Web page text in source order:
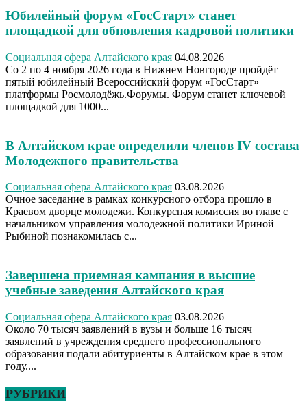
Юбилейный форум «ГосСтарт» станет
площадкой для обновления кадровой политики
Социальная сфера Алтайского края 04.08.2026
Со 2 по 4 ноября 2026 года в Нижнем Новгороде пройдёт
пятый юбилейный Всероссийский форум «ГосСтарт»
платформы Росмолодёжь.Форумы. Форум станет ключевой
площадкой для 1000...
В Алтайском крае определили членов IV состава
Молодежного правительства
Социальная сфера Алтайского края 03.08.2026
Очное заседание в рамках конкурсного отбора прошло в
Краевом дворце молодежи. Конкурсная комиссия во главе с
начальником управления молодежной политики Ириной
Рыбиной познакомилась с...
Завершена приемная кампания в высшие
учебные заведения Алтайского края
Социальная сфера Алтайского края 03.08.2026
Около 70 тысяч заявлений в вузы и больше 16 тысяч
заявлений в учреждения среднего профессионального
образования подали абитуриенты в Алтайском крае в этом
году....
РУБРИКИ